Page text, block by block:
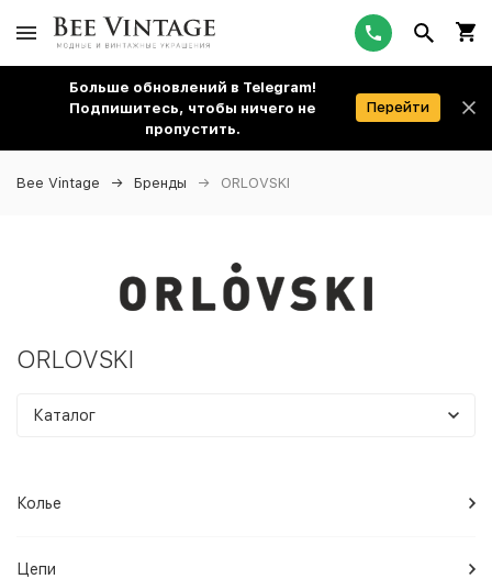
Больше обновлений в Telegram!
Подпишитесь, чтобы ничего не
пропустить.
Перейти
Bee Vintage Бренды ORLOVSKI
ORLOVSKI
Каталог
Колье
Цепи